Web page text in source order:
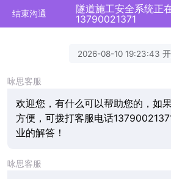
结束沟通
隧道施工安全系统正
13790021371
2026-08-10 19:23:43
咏思客服
欢迎您，有什么可以帮助您的，如
方便，可拨打客服电话
业的解答！
咏思客服